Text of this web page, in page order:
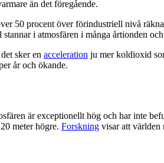
än det föregående.
50 procent över förindustriell nivå
i atmosfären i många årtionden
sker en acceleration ju mer koldioxid
år och ökande.
är exceptionellt hög och har inte
meter högre. Forskning visar att världen